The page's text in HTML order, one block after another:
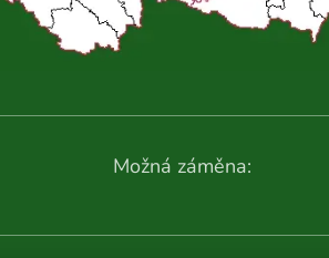
Možná záměna: